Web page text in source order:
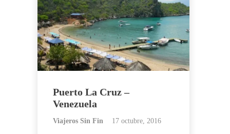
Puerto La Cruz –
Venezuela
Viajeros Sin Fin 17 octubre, 2016